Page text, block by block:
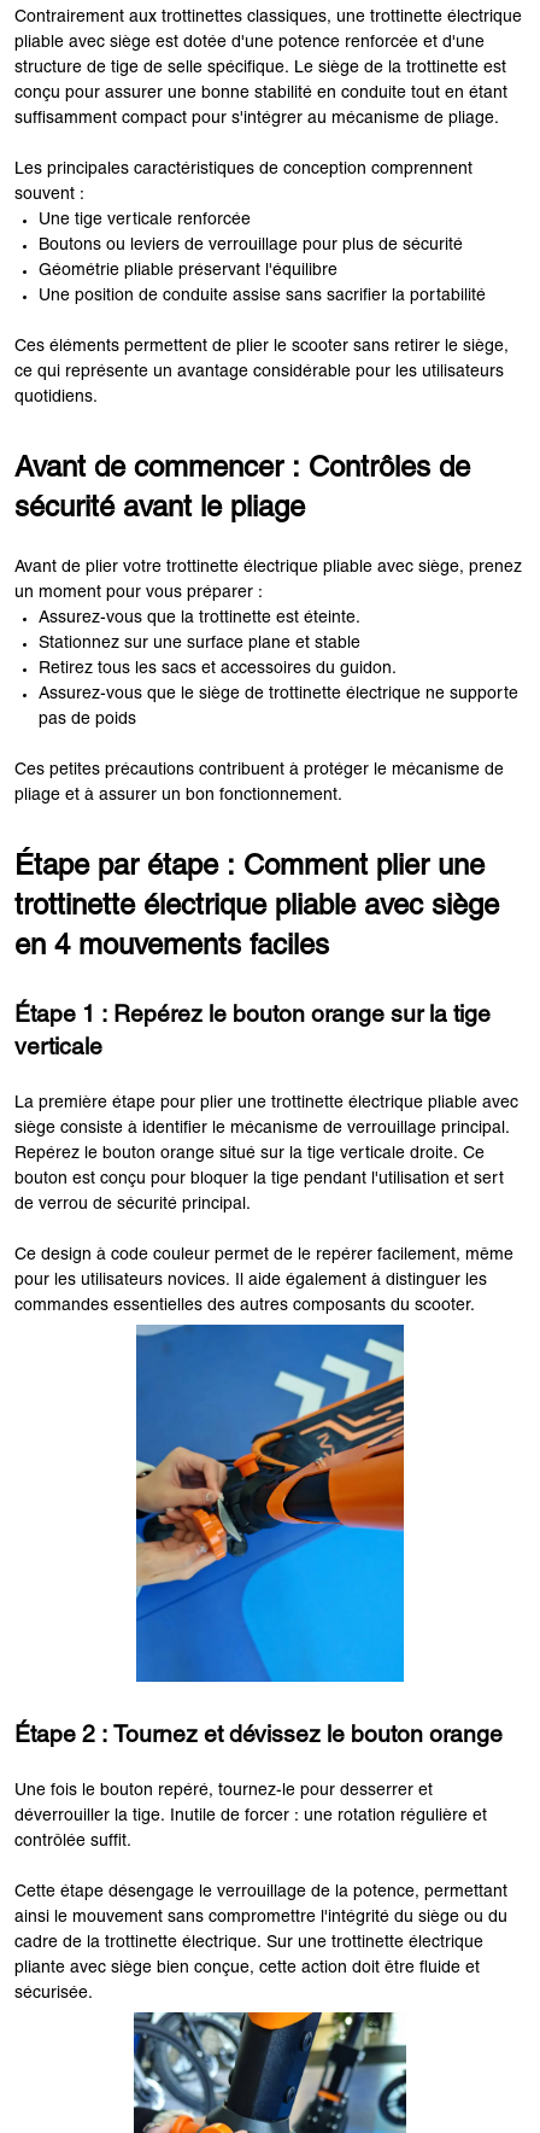
Contrairement aux trottinettes classiques, une trottinette électrique
pliable avec siège est dotée d'une potence renforcée et d'une
structure de tige de selle spécifique. Le siège de la trottinette est
conçu pour assurer une bonne stabilité en conduite tout en étant
suffisamment compact pour s'intégrer au mécanisme de pliage.
Les principales caractéristiques de conception comprennent
souvent :
Une tige verticale renforcée
Boutons ou leviers de verrouillage pour plus de sécurité
Géométrie pliable préservant l'équilibre
Une position de conduite assise sans sacrifier la portabilité
Ces éléments permettent de plier le scooter sans retirer le siège,
ce qui représente un avantage considérable pour les utilisateurs
quotidiens.
Avant de commencer : Contrôles de
sécurité avant le pliage
Avant de plier votre trottinette électrique pliable avec siège, prenez
un moment pour vous préparer :
Assurez-vous que la trottinette est éteinte.
Stationnez sur une surface plane et stable
Retirez tous les sacs et accessoires du guidon.
Assurez-vous que le siège de trottinette électrique ne supporte
pas de poids
Ces petites précautions contribuent à protéger le mécanisme de
pliage et à assurer un bon fonctionnement.
Étape par étape : Comment plier une
trottinette électrique pliable avec siège
en 4 mouvements faciles
Étape 1 : Repérez le bouton orange sur la tige
verticale
La première étape pour plier une trottinette électrique pliable avec
siège consiste à identifier le mécanisme de verrouillage principal.
Repérez le bouton orange situé sur la tige verticale droite. Ce
bouton est conçu pour bloquer la tige pendant l'utilisation et sert
de verrou de sécurité principal.
Ce design à code couleur permet de le repérer facilement, même
pour les utilisateurs novices. Il aide également à distinguer les
commandes essentielles des autres composants du scooter.
Étape 2 : Tournez et dévissez le bouton orange
Une fois le bouton repéré, tournez-le pour desserrer et
déverrouiller la tige. Inutile de forcer : une rotation régulière et
contrôlée suffit.
Cette étape désengage le verrouillage de la potence, permettant
ainsi le mouvement sans compromettre l'intégrité du siège ou du
cadre de la trottinette électrique. Sur une trottinette électrique
pliante avec siège bien conçue, cette action doit être fluide et
sécurisée.